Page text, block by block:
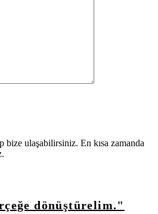
ulaşabilirsiniz. En kısa zamanda
dönüştürelim."